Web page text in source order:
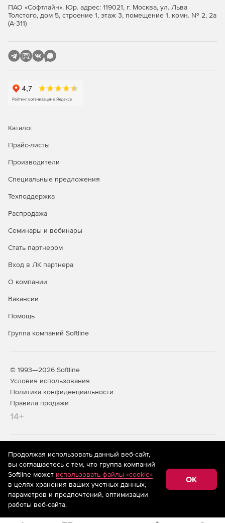
ПАО «Софтлайн». Юр. адрес: 119021, г. Москва, ул. Льва
Толстого, дом 5, строение 1, этаж 3, помещение 1, комн. № 2, 2а
(А-311)
Каталог
Прайс-листы
Производители
Специальные предложения
Техподдержка
Распродажа
Семинары и вебинары
Стать партнером
Вход в ЛК партнера
О компании
Вакансии
Помощь
Группа компаний Softline
© 1993—2026 Softline
Условия использования
Политика конфиденциальности
Правила продажи
14+
На информационном ресурсе store.softline.ru применяются
рекомендательные технологии
(информационные технологии
предоставления информации на основе сбора,
систематизации и анализа сведений, относящихся к
предпочтениям пользователей сети «Интернет»,
находящихся на территории Российской Федерации)
Продолжая использовать данный веб-сайт,
вы соглашаетесь с тем, что группа компаний
Softline может использовать файлы «cookie»
в целях хранения ваших учетных данных,
параметров и предпочтений, оптимизации
работы веб-сайта.
OK